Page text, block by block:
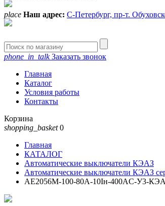
place Наш адрес: С-Петербург, пр-т.
phone_in_talkЗаказать звонок
Главная
Каталог
Условия работы
Контакты
Корзина
shopping_basket 0
Главная
КАТАЛОГ
Автоматические выключатели КЭАЗ
Автоматические выключатели КЭАЗ
АЕ2056М-100-80А-10Iн-400AC-У3-